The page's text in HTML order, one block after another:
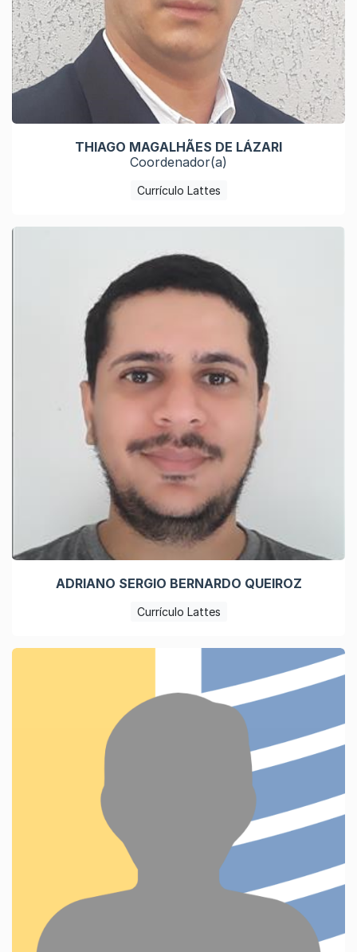
THIAGO MAGALHÃES DE LÁZARI
Coordenador(a)
Currículo Lattes
ADRIANO SERGIO BERNARDO QUEIROZ
Currículo Lattes